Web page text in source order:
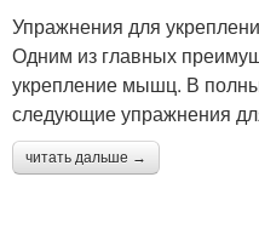
Упражнения для
Одним из главных
укрепление мышц. В
следующие упражнения
читать дальше →